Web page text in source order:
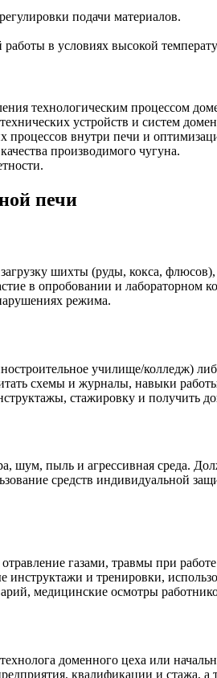
подачи материалов.
в условиях высокой
технологическим процессом
устройств и систем
внутри печи и
производимого чугуна.
печи
шихты (руды, кокса,
в опробовании и лабораторном
режима.
училище/колледж)
схемы и журналы, навыки
стажировку и получить
шум, пыль и агрессивная среда.
средств индивидуальной
газами, травмы при
инструктажи и тренировки,
медицинские осмотры
доменного цеха или
квалификации и стажа,